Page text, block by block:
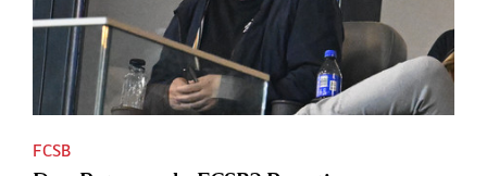
FCSB